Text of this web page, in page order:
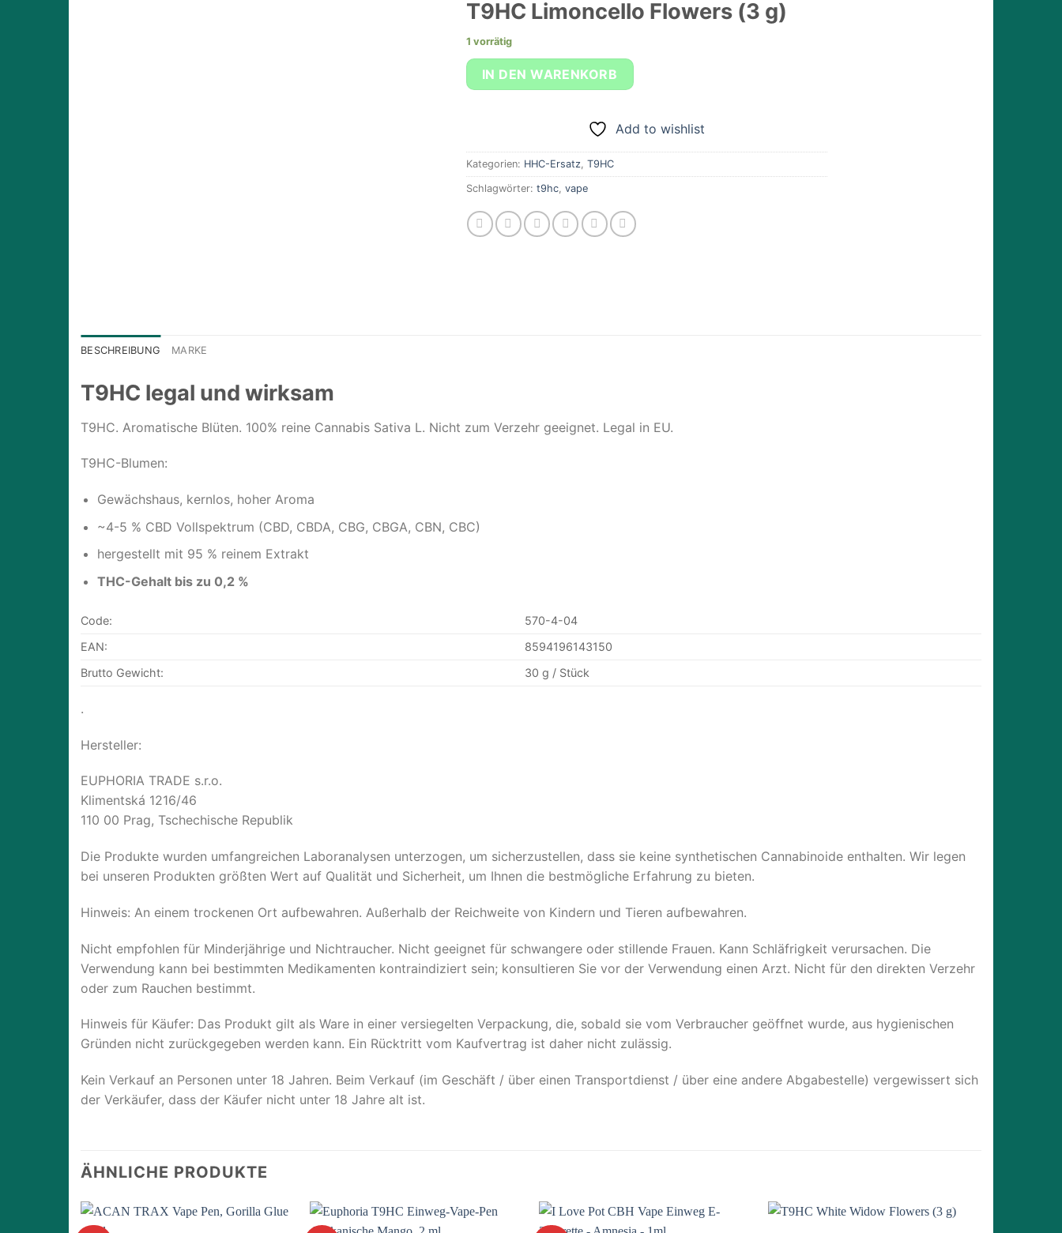
T9HC Limoncello Flowers (3 g)
1 vorrätig
IN DEN WARENKORB
Add to wishlist
Kategorien: HHC-Ersatz, T9HC
Schlagwörter: t9hc, vape
BESCHREIBUNG MARKE
T9HC legal und wirksam
T9HC. Aromatische Blüten. 100% reine Cannabis Sativa L. Nicht zum Verzehr geeignet. Legal in EU.
T9HC-Blumen:
Gewächshaus, kernlos, hoher Aroma
~4-5 % CBD Vollspektrum (CBD, CBDA, CBG, CBGA, CBN, CBC)
hergestellt mit 95 % reinem Extrakt
THC-Gehalt bis zu 0,2 %
Code:
570-4-04
EAN:
8594196143150
Brutto Gewicht:
30 g / Stück
.
Hersteller:
EUPHORIA TRADE s.r.o.
Klimentská 1216/46
110 00 Prag, Tschechische Republik
Die Produkte wurden umfangreichen Laboranalysen unterzogen, um sicherzustellen, dass sie keine synthetischen Cannabinoide enthalten. Wir legen
bei unseren Produkten größten Wert auf Qualität und Sicherheit, um Ihnen die bestmögliche Erfahrung zu bieten.
Hinweis: An einem trockenen Ort aufbewahren. Außerhalb der Reichweite von Kindern und Tieren aufbewahren.
Nicht empfohlen für Minderjährige und Nichtraucher. Nicht geeignet für schwangere oder stillende Frauen. Kann Schläfrigkeit verursachen. Die
Verwendung kann bei bestimmten Medikamenten kontraindiziert sein; konsultieren Sie vor der Verwendung einen Arzt. Nicht für den direkten Verzehr
oder zum Rauchen bestimmt.
Hinweis für Käufer: Das Produkt gilt als Ware in einer versiegelten Verpackung, die, sobald sie vom Verbraucher geöffnet wurde, aus hygienischen
Gründen nicht zurückgegeben werden kann. Ein Rücktritt vom Kaufvertrag ist daher nicht zulässig.
Kein Verkauf an Personen unter 18 Jahren. Beim Verkauf (im Geschäft / über einen Transportdienst / über eine andere Abgabestelle) vergewissert sich
der Verkäufer, dass der Käufer nicht unter 18 Jahre alt ist.
ÄHNLICHE PRODUKTE